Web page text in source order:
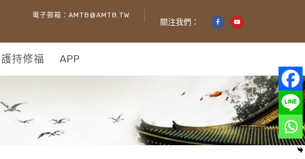
電子郵箱：AMTB@AMTB.TW
關注我們：
護持修福 APP